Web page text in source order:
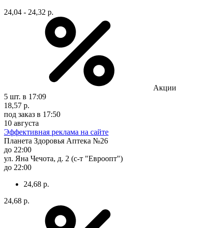
24,04 - 24,32 р.
Акции
5 шт. в 17:09
18,57 р.
под заказ в 17:50
10 августа
Эффективная реклама на сайте
Планета Здоровья Аптека №26
до 22:00
ул. Яна Чечота, д. 2 (с-т "Евроопт")
до 22:00
24,68 р.
24,68 р.